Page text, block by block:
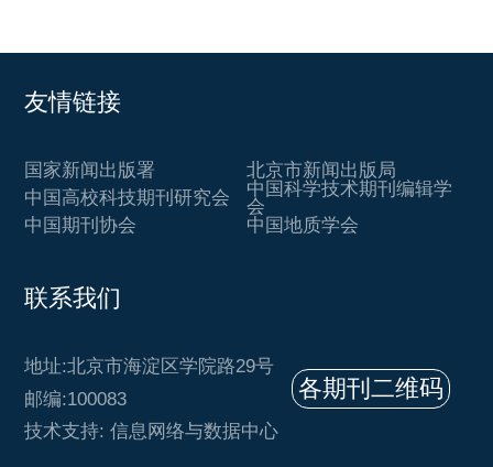
友情链接
国家新闻出版署
北京市新闻出版局
中国高校科技期刊研究会
中国科学技术期刊编辑学
会
中国期刊协会
中国地质学会
联系我们
地址:北京市海淀区学院路29号
邮编:100083
技术支持: 信息网络与数据中心
各期刊二维码